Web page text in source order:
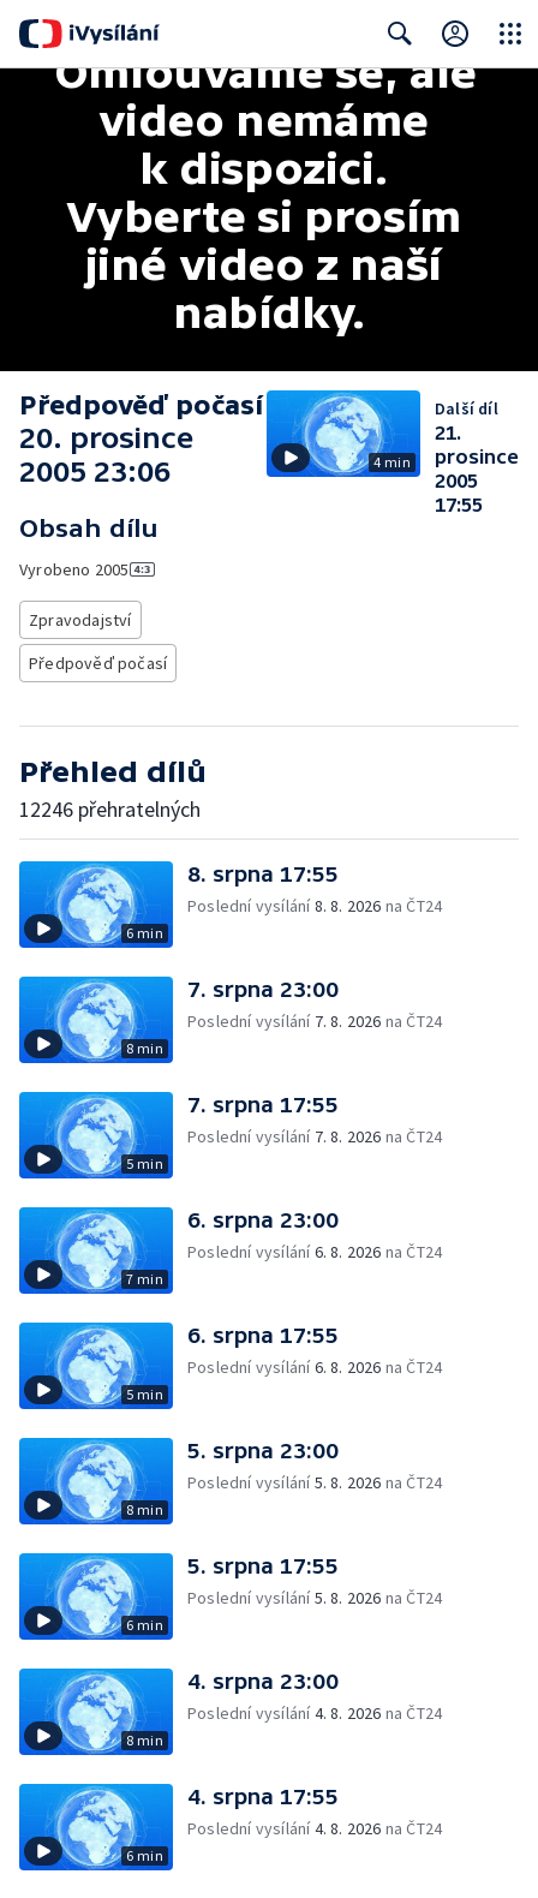
Search
Omlouváme se, ale
video nemáme
k dispozici.
Vyberte si prosím
jiné video z naší
nabídky.
Předpověď počasí
20. prosince
2005 23:06
Obsah dílu
Vyrobeno 2005
Zpravodajství
Předpověď počasí
4 min
Další díl
21.
prosince
2005
17:55
Přehled dílů
12246 přehratelných
6 min
8. srpna 17:55
Poslední vysílání8. 8. 2026 na ČT24
8 min
7. srpna 23:00
Poslední vysílání 7. 8. 2026 na ČT24
5 min
7. srpna 17:55
Poslední vysílání 7. 8. 2026 na ČT24
7 min
6. srpna 23:00
Poslední vysílání6. 8. 2026 na ČT24
5 min
6. srpna 17:55
Poslední vysílání6. 8. 2026 na ČT24
8 min
5. srpna 23:00
Poslední vysílání5. 8. 2026 na ČT24
6 min
5. srpna 17:55
Poslední vysílání5. 8. 2026 na ČT24
8 min
4. srpna 23:00
Poslední vysílání4. 8. 2026 na ČT24
6 min
4. srpna 17:55
Poslední vysílání4. 8. 2026 na ČT24